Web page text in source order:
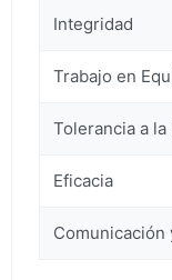
Integridad
Trabajo en
Tolerancia a la
Eficacia
Comunicación